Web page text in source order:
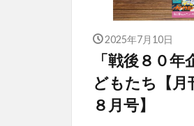
2025年7月10日
「戦後８０
どもたち【
８月号】